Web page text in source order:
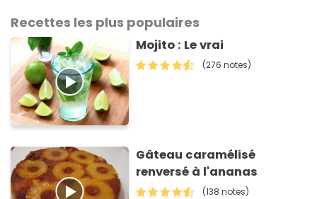
Recettes les plus populaires
Mojito : Le vrai
(276 notes)
Gâteau caramélisé
renversé à l'ananas
(138 notes)